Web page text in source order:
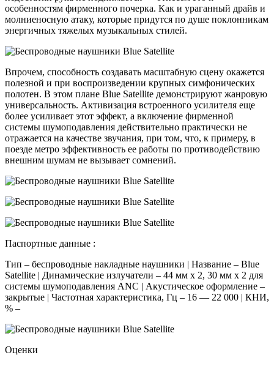
особенностям фирменного почерка. Как и ураганный драйв и
молниеносную атаку, которые придутся по душе поклонникам
энергичных тяжелых музыкальных стилей.
Впрочем, способность создавать масштабную сцену окажется
полезной и при воспроизведении крупных симфонических
полотен. В этом плане Blue Satellite демонстрируют жанровую
универсальность. Активизация встроенного усилителя еще
более усиливает этот эффект, а включение фирменной
системы шумоподавления действительно практически не
отражается на качестве звучания, при том, что, к примеру, в
поезде метро эффективность ее работы по противодействию
внешним шумам не вызывает сомнений.
Паспортные данные :
Тип – беспроводные накладные наушники | Название – Blue
Satellite | Динамические излучатели – 44 мм x 2, 30 мм x 2 для
системы шумоподавления ANC | Акустическое оформление –
закрытые | Частотная характеристика, Гц – 16 — 22 000 | КНИ,
% –
Оценки